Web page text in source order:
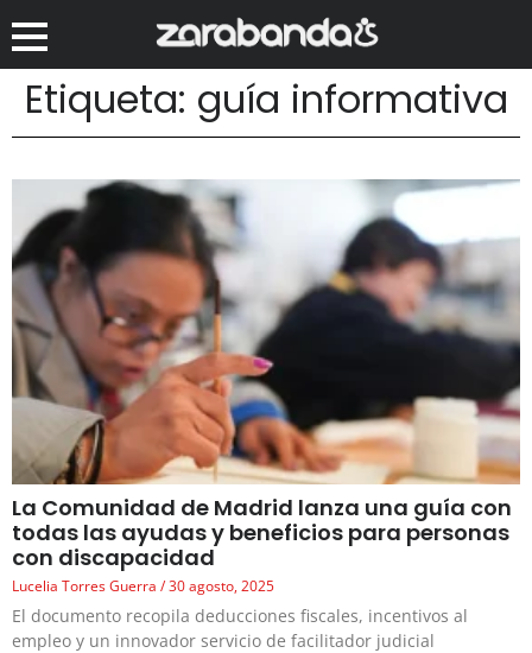
Etiqueta: guía informativa
La Comunidad de Madrid lanza una guía con
todas las ayudas y beneficios para personas
con discapacidad
Lucelia Torres Guerra 30 agosto, 2025
El documento recopila deducciones fiscales, incentivos al
empleo y un innovador servicio de facilitador judicial